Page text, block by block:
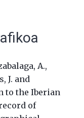
A.,
J. and
to the Iberian
of